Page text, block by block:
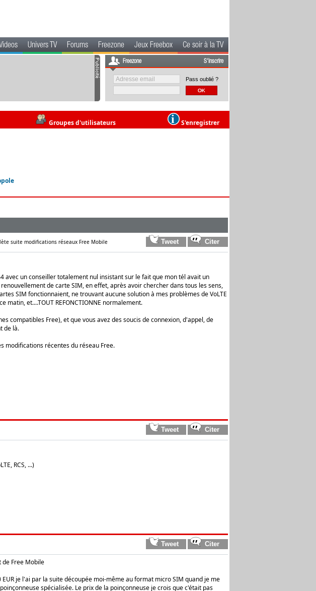
Univers TV Forums Freezone Jeux Freebox Ce soir à la TV
Freezone S'inscrire
Pass oublié ?
Groupes d'utilisateurs S'enregistrer
suite modifications réseaux Free Mobile
avec un conseiller totalement nul insistant sur le fait que mon tél avait un
renouvellement de carte SIM, en effet, après avoir chercher dans tous les sens,
SIM fonctionnaient, ne trouvant aucune solution à mes problèmes de VoLTE
matin, et....TOUT REFONCTIONNE normalement.
compatibles Free), et que vous avez des soucis de connexion, d'appel, de
de là.
modifications récentes du réseau Free.
RCS, ...)
de Free Mobile
je l'ai par la suite découpée moi-même au format micro SIM quand je me
spécialisée. Le prix de la poinçonneuse je crois que c'était pas